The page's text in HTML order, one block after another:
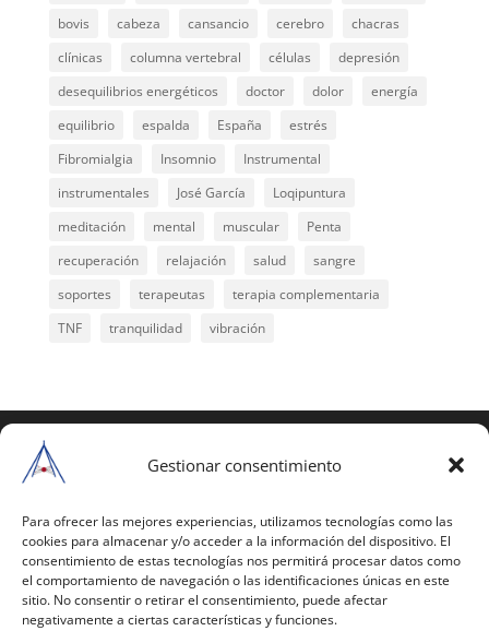
Gestionar consentimiento
Para ofrecer las mejores experiencias, utilizamos tecnologías como las
cookies para almacenar y/o acceder a la información del dispositivo. El
consentimiento de estas tecnologías nos permitirá procesar datos como
el comportamiento de navegación o las identificaciones únicas en este
sitio. No consentir o retirar el consentimiento, puede afectar
negativamente a ciertas características y funciones.
bovis
cabeza cansancio cerebro
chacras
clínicas
columna vertebral células
depresión
desequilibrios energéticos
doctor dolor
energía
equilibrio
espalda España
estrés
Fibromialgia
Insomnio
Instrumental
instrumentales
José García
Loqipuntura
meditación
mental muscular
Penta
recuperación
relajación salud
sangre
soportes
terapeutas
terapia complementaria
TNF
tranquilidad vibración
reservados
estas páginas o parte de ellas, necesita pedir
autorización por escrito a Mario Gil Sánchez.
Todos los instrumentales están PATENTADOS.
Web inaugurada en 2002 (última actualización en